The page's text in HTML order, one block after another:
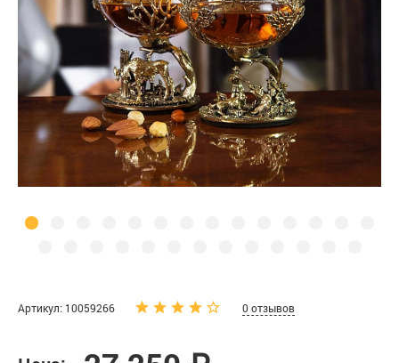
Артикул: 10059266 0 отзывов